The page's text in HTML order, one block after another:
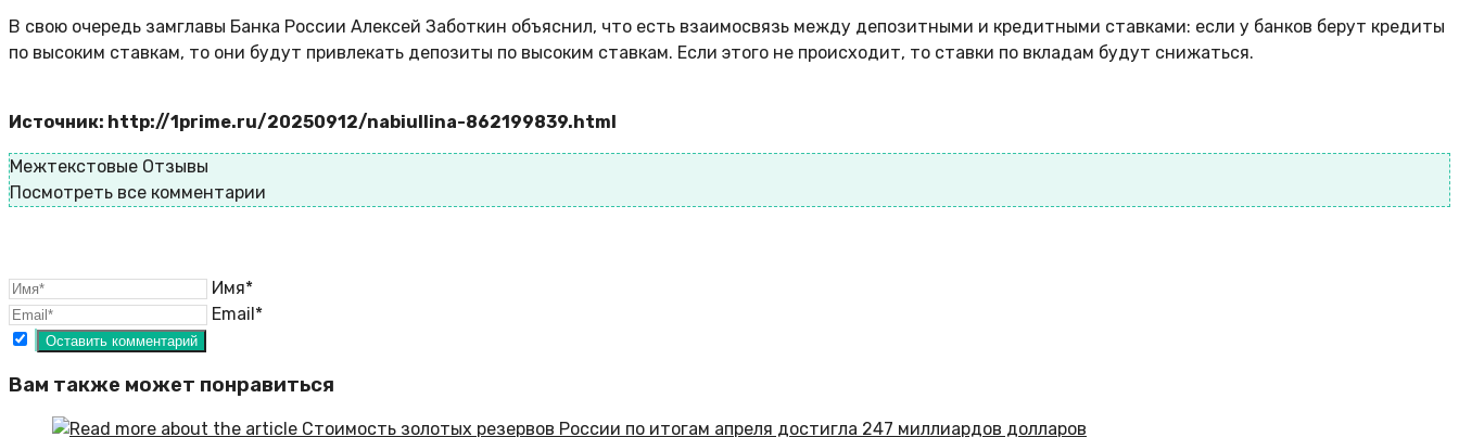
В свою очередь замглавы Банка России Алексей Заботкин объяснил, что есть взаимосвязь между депозитными и кредитными ставками: если у банков берут кредиты
по высоким ставкам, то они будут привлекать депозиты по высоким ставкам. Если этого не происходит, то ставки по вкладам будут снижаться.
Источник: http://1prime.ru/20250912/nabiullina-862199839.html
Межтекстовые Отзывы
Посмотреть все комментарии
Имя*
Email*
Вам также может понравиться